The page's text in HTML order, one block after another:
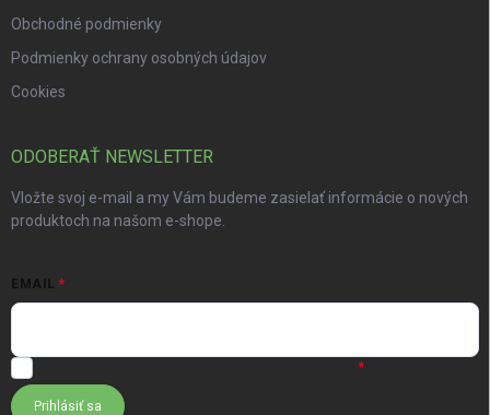
Obchodné podmienky
Podmienky ochrany osobných údajov
Cookies
ODOBERAŤ NEWSLETTER
Vložte svoj e-mail a my Vám budeme zasielať informácie o nových
produktoch na našom e-shope.
EMAIL
Prihlásiť sa